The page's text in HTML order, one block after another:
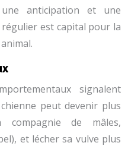
anticipation et une
est capital pour la
signalent
peut devenir plus
compagnie de mâles,
et lécher sa vulve plus